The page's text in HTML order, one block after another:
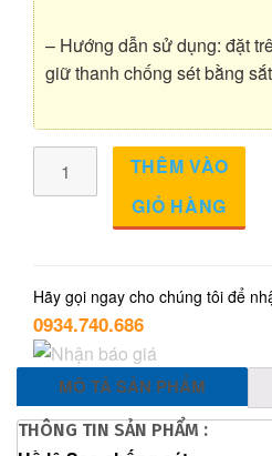
– Hướng dẫn sử dụng: đặt
giữ thanh chống sét bằng sắt
số
lượng
THÊM VÀO
GIỎ HÀNG
Hãy gọi ngay cho chúng tôi để
0934.740.686
MÔ TẢ SẢN PHẨM
THÔNG TIN SẢN PHẨM :